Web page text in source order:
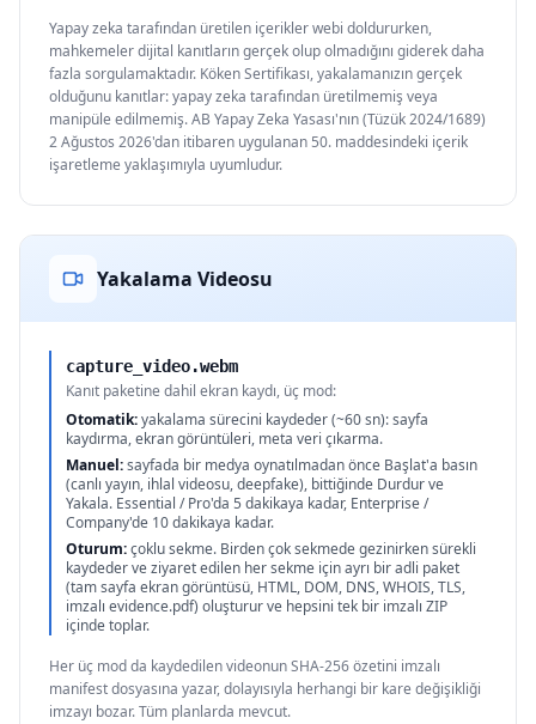
Yapay zeka tarafından üretilen içerikler webi doldururken,
mahkemeler dijital kanıtların gerçek olup olmadığını giderek daha
fazla sorgulamaktadır. Köken Sertifikası, yakalamanızın gerçek
olduğunu kanıtlar: yapay zeka tarafından üretilmemiş veya
manipüle edilmemiş. AB Yapay Zeka Yasası'nın (Tüzük 2024/1689)
2 Ağustos 2026'dan itibaren uygulanan 50. maddesindeki içerik
işaretleme yaklaşımıyla uyumludur.
Yakalama Videosu
capture_video.webm
Kanıt paketine dahil ekran kaydı, üç mod:
Otomatik:yakalama sürecini kaydeder (~60 sn): sayfa
kaydırma, ekran görüntüleri, meta veri çıkarma.
Manuel:sayfada bir medya oynatılmadan önce Başlat'a basın
(canlı yayın, ihlal videosu, deepfake), bittiğinde Durdur ve
Yakala. Essential / Pro'da 5 dakikaya kadar, Enterprise /
Company'de 10 dakikaya kadar.
Oturum:çoklu sekme. Birden çok sekmede gezinirken sürekli
kaydeder ve ziyaret edilen her sekme için ayrı bir adli paket
(tam sayfa ekran görüntüsü, HTML, DOM, DNS, WHOIS, TLS,
imzalı evidence.pdf) oluşturur ve hepsini tek bir imzalı ZIP
içinde toplar.
Her üç mod da kaydedilen videonun SHA-256 özetini imzalı
manifest dosyasına yazar, dolayısıyla herhangi bir kare değişikliği
imzayı bozar. Tüm planlarda mevcut.